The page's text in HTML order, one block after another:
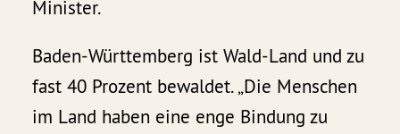
Minister.
Baden-Württemberg ist Wald-Land und zu
fast 40 Prozent bewaldet. „Die Menschen
im Land haben eine enge Bindung zu